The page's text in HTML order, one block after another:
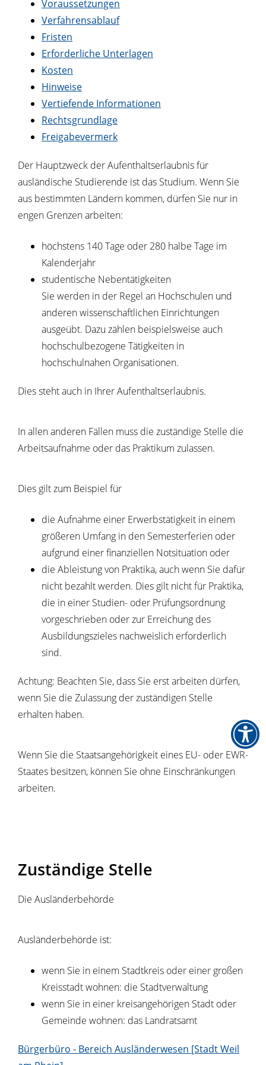
Voraussetzungen
Verfahrensablauf
Fristen
Erforderliche Unterlagen
Kosten
Hinweise
Vertiefende Informationen
Rechtsgrundlage
Freigabevermerk
Der Hauptzweck der Aufenthaltserlaubnis für
ausländische Studierende ist das Studium. Wenn Sie
aus bestimmten Ländern kommen, dürfen Sie nur in
engen Grenzen arbeiten:
höchstens 140 Tage oder 280 halbe Tage im
Kalenderjahr
studentische Nebentätigkeiten
Sie werden in der Regel an Hochschulen und
anderen wissenschaftlichen Einrichtungen
ausgeübt. Dazu zählen beispielsweise auch
hochschulbezogene Tätigkeiten in
hochschulnahen Organisationen.
Dies steht auch in Ihrer Aufenthaltserlaubnis.
In allen anderen Fällen muss die zuständige Stelle die
Arbeitsaufnahme oder das Praktikum zulassen.
Dies gilt zum Beispiel für
die Aufnahme einer Erwerbstätigkeit in einem
größeren Umfang in den Semesterferien oder
aufgrund einer finanziellen Notsituation oder
die Ableistung von Praktika, auch wenn Sie dafür
nicht bezahlt werden. Dies gilt nicht für Praktika,
die in einer Studien- oder Prüfungsordnung
vorgeschrieben oder zur Erreichung des
Ausbildungszieles nachweislich erforderlich
sind.
Achtung: Beachten Sie, dass Sie erst arbeiten dürfen,
wenn Sie die Zulassung der zuständigen Stelle
erhalten haben.
Wenn Sie die Staatsangehörigkeit eines EU- oder EWR-
Staates besitzen, können Sie ohne Einschränkungen
arbeiten.
Zuständige Stelle
Die Ausländerbehörde
Ausländerbehörde ist:
wenn Sie in einem Stadtkreis oder einer großen
Kreisstadt wohnen: die Stadtverwaltung
wenn Sie in einer kreisangehörigen Stadt oder
Gemeinde wohnen: das Landratsamt
Bürgerbüro - Bereich Ausländerwesen [Stadt Weil